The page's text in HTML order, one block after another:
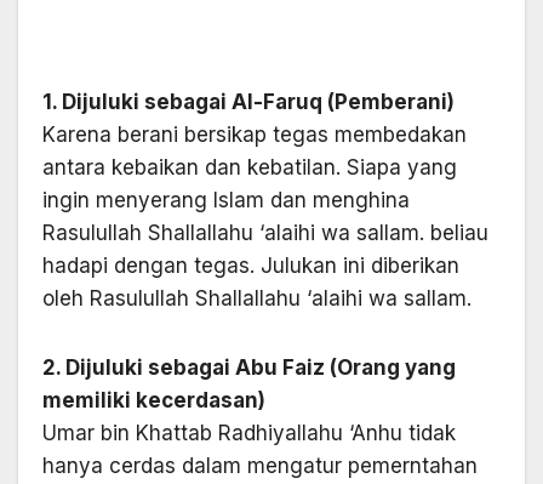
1. Dijuluki sebagai Al-Faruq (Pemberani)
Karena berani bersikap tegas membedakan
antara kebaikan dan kebatilan. Siapa yang
ingin menyerang Islam dan menghina
Rasulullah Shallallahu ‘alaihi wa sallam. beliau
hadapi dengan tegas. Julukan ini diberikan
oleh Rasulullah Shallallahu ‘alaihi wa sallam.
2. Dijuluki sebagai Abu Faiz (Orang yang
memiliki kecerdasan)
Umar bin Khattab Radhiyallahu ‘Anhu tidak
hanya cerdas dalam mengatur pemerntahan